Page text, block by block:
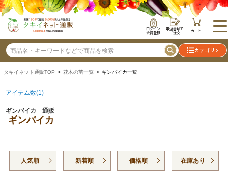
ログイン
会員登録
申込番号で
ご注文 カート
カテゴリ
タキイネット通販TOP > 花木の苗一覧 > ギンバイカ一覧
アイテム数(1)
ギンバイカ 通販
ギンバイカ
人気順 新着順 価格順 在庫あり